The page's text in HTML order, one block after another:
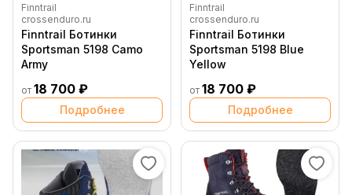
Finntrail
crossenduro.ru
Finntrail Ботинки
Sportsman 5198 Camo
Army
от 18 700 ₽
Подробнее
Finntrail
crossenduro.ru
Finntrail Ботинки
Sportsman 5198 Blue
Yellow
от 18 700 ₽
Подробнее